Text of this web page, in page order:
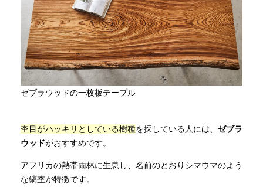
ゼブラウッドの一枚板テーブル
杢目がハッキリとしている樹種を探している人には、 ゼブラ
ウッドがおすすめです。
アフリカの熱帯雨林に生息し、名前のとおりシマウマのよう
な縞杢が特徴です。